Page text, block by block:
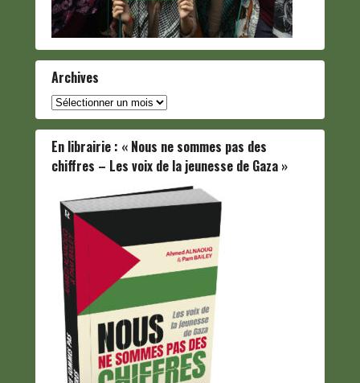
Archives
Archives
En librairie : « Nous ne sommes pas des
chiffres – Les voix de la jeunesse de Gaza »